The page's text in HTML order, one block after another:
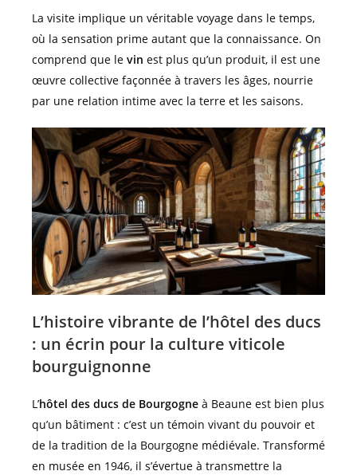
La visite implique un véritable voyage dans le temps,
où la sensation prime autant que la connaissance. On
comprend que le vin est plus qu’un produit, il est une
œuvre collective façonnée à travers les âges, nourrie
par une relation intime avec la terre et les saisons.
L’histoire vibrante de l’hôtel des ducs
: un écrin pour la culture viticole
bourguignonne
L’hôtel des ducs de Bourgogne à Beaune est bien plus
qu’un bâtiment : c’est un témoin vivant du pouvoir et
de la tradition de la Bourgogne médiévale. Transformé
en musée en 1946, il s’évertue à transmettre la